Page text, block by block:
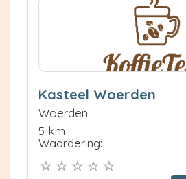
Kasteel Woerden
Woerden
5 km
Waardering: